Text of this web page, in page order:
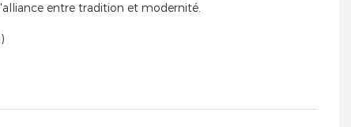
entre tradition et modernité.